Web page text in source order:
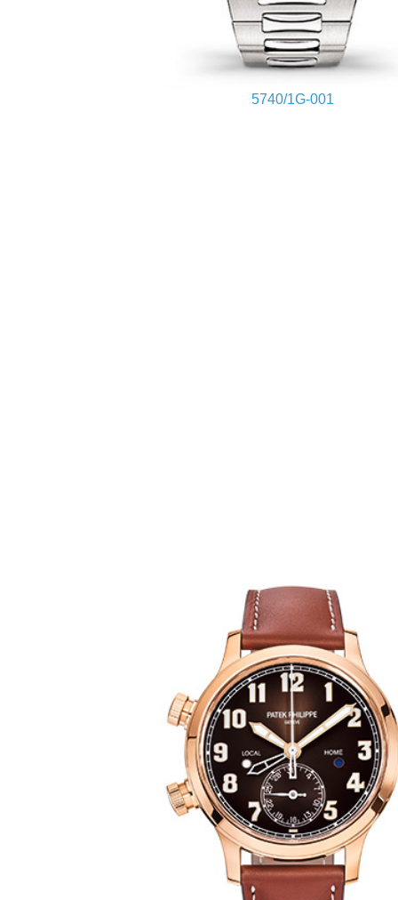
5740/1G-001